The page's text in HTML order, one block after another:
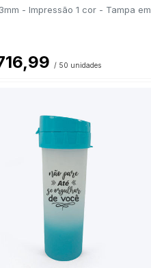
- Impressão 1 cor - Tampa em
/ 50 unidades